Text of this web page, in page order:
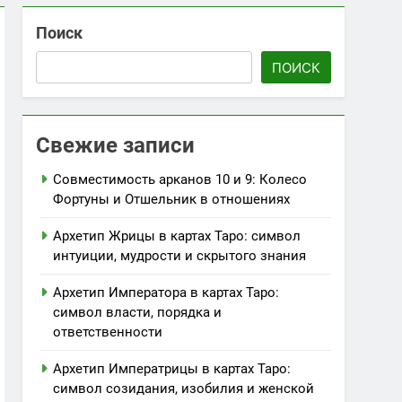
поиска
Поиск
ПОИСК
Свежие записи
Совместимость арканов 10 и 9: Колесо
Фортуны и Отшельник в отношениях
Архетип Жрицы в картах Таро: символ
интуиции, мудрости и скрытого знания
Архетип Императора в картах Таро:
символ власти, порядка и
ответственности
Архетип Императрицы в картах Таро:
символ созидания, изобилия и женской